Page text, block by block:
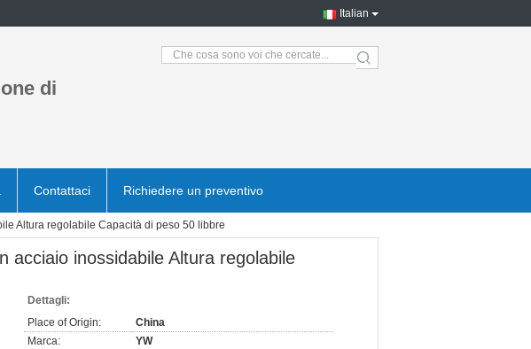
Italian
di
search
Contattaci Richiedere un preventivo
Altura regolabile Capacità di peso 50 libbre
acciaio inossidabile Altura regolabile
Dettagli:
Place of Origin:
China
Marca:
YW